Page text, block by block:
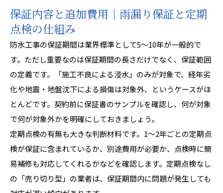
保証内容と追加費用｜雨漏り保証と定期
点検の仕組み
防水工事の保証期間は業界標準として5〜10年が一般的で
す。ただし重要なのは保証期間の長さだけでなく、保証範囲
の定義です。「施工不良による浸水」のみが対象で、経年劣
化や地震・地盤沈下による損傷は対象外、というケースがほ
とんどです。契約前に保証書のサンプルを確認し、何が対象
で何が対象外かを明確にしておきましょう。
定期点検の有無も大きな判断材料です。1〜2年ごとの定期点
検が保証に含まれているか、別途費用が必要か、点検時に簡
易補修も対応してくれるかなどを確認します。定期点検なし
の「売り切り型」の業者は、保証期間内に問題が発生しても